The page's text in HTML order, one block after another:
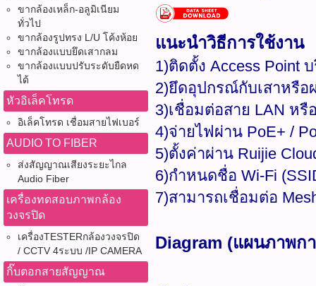
ขากล้องเหล็ก-อลูมิเนียม
ทั่วไป
ขากล้องรูปทรง L/U โค้งห้อย
ขากล้องแบบยึดเสากลม
ขากล้องแบบปรับระดับยืดหด
ได้
หัวอิเล็คโทรด
อิเล็คโทรด เชื่อมสายไฟเบอร์
AUDIO TO FIBER
ส่งสัญญาณเสียงระยะไกล
Audio Fiber
เครื่องทดสอบภาพกล้อง
วงจรปิด
เครื่องTESTERกล้องวงจรปิด
/ CCTV 4ระบบ /IP CAMERA
กิ๊บตอกสายสัญญาณ
แนะนำวิธีการใช้งาน
1)ติดตั้ง Access Point
2)ยึดอุปกรณ์กับเสาหรื
3)เชื่อมต่อสาย LAN หรื
4)จ่ายไฟผ่าน PoE+ /
5)ตั้งค่าผ่าน Ruijie
6)กำหนดชื่อ Wi-Fi
7)สามารถเชื่อมต่อ
Diagram (แผนภาพก